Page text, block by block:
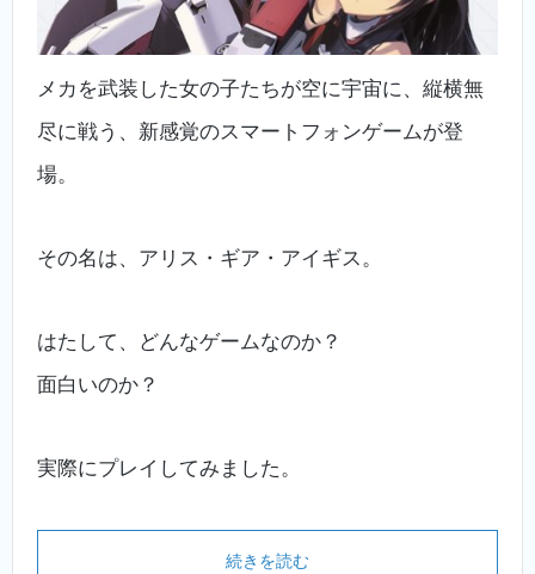
メカを武装した女の子たちが空に宇宙に、縦横無
尽に戦う、新感覚のスマートフォンゲームが登
場。
その名は、アリス・ギア・アイギス。
はたして、どんなゲームなのか？
面白いのか？
実際にプレイしてみました。
続きを読む